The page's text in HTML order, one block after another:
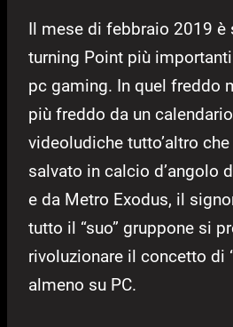
Il mese di febbraio 2019 è
turning Point più
pc gaming. In quel freddo
più freddo da un
videoludiche tutto’altro
salvato in calcio d’angolo
e da Metro Exodus, il
tutto il “suo” gruppone si
rivoluzionare il concetto di
almeno su PC.